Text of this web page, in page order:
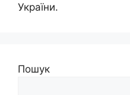
України.
Пошук